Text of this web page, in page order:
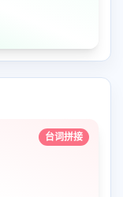
台词拼接